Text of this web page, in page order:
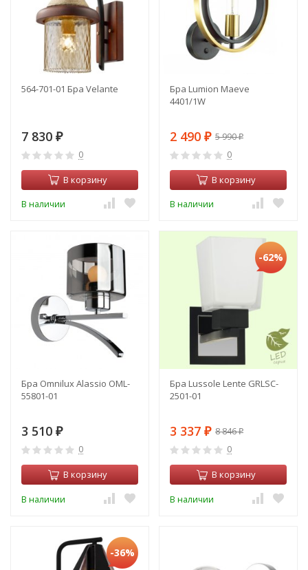
564-701-01 Бра Velante
7 830 ₽
0
В корзину
В наличии
Бра Lumion Maeve
4401/1W
2 490 ₽ 5 990₽
0
В корзину
В наличии
Бра Omnilux Alassio OML-
55801-01
3 510 ₽
0
В корзину
В наличии
-62%
Бра Lussole Lente GRLSC-
2501-01
3 337 ₽ 8 846₽
0
В корзину
В наличии
-36%